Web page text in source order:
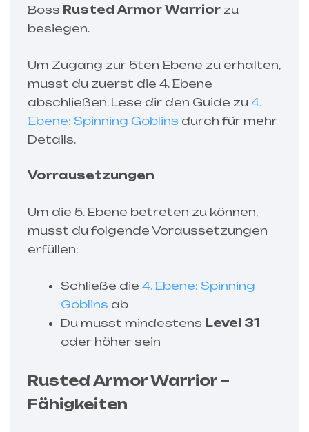
Boss Rusted Armor Warrior zu
besiegen.
Um Zugang zur 5ten Ebene zu erhalten,
musst du zuerst die 4. Ebene
abschließen. Lese dir den Guide zu 4.
Ebene: Spinning Goblins durch für mehr
Details.
Vorrausetzungen
Um die 5. Ebene betreten zu können,
musst du folgende Voraussetzungen
erfüllen:
Schließe die 4. Ebene: Spinning
Goblins ab
Du musst mindestens Level 31
oder höher sein
Rusted Armor Warrior –
Fähigkeiten